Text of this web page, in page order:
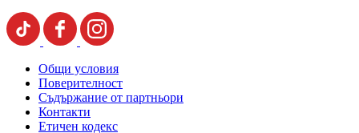
Общи условия
Поверителност
Съдържание от партньори
Контакти
Етичен кодекс